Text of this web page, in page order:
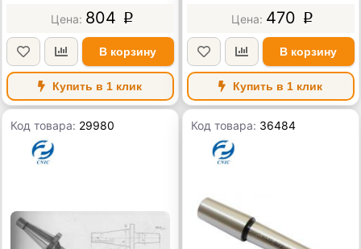
804 p
В корзину
Купить в 1 клик
470 p
В корзину
Купить в 1 клик
Код товара: 29980 Код товара: 36484